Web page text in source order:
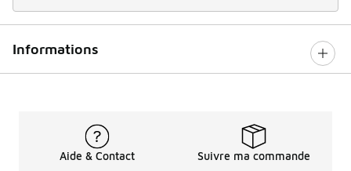
Informations
Aide & Contact Suivre ma commande